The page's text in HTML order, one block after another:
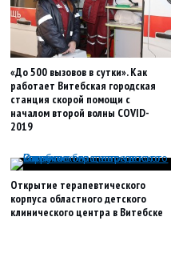
«До 500 вызовов в сутки». Как
работает Витебская городская
станция скорой помощи с
началом второй волны COVID-
2019
Открытие терапевтического
корпуса областного детского
клинического центра в Витебске